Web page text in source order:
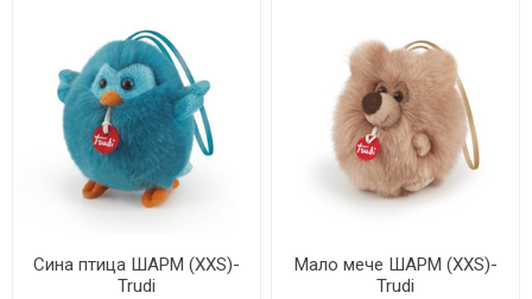
Сина птица ШАРМ (XXS)-
Trudi
Мало мече ШАРМ (XXS)-
Trudi